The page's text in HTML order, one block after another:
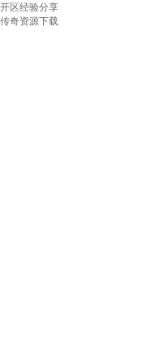
开区经验分享
传奇资源下载